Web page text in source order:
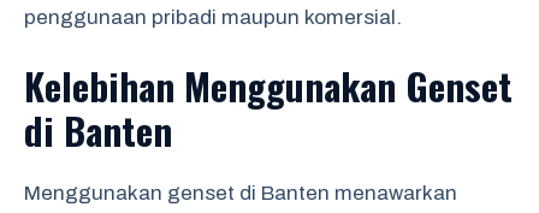
penggunaan pribadi maupun komersial.
Kelebihan Menggunakan Genset
di Banten
Menggunakan genset di Banten menawarkan